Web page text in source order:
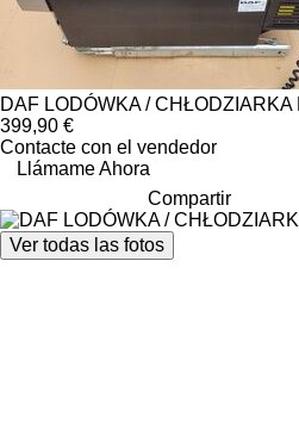
DAF LODÓWKA /
399,90 €
Contacte con el vendedor
Llámame Ahora
Compartir
Ver todas las fotos